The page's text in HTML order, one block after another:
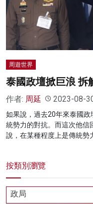
名家榜
灼見活動
周遊世界
泰國政壇掀巨浪 拆
作者: 周延 2023-08-
如果說，過去20年來泰國
統勢力的對抗。而這次他信
說，在某種程度上是傳統勢
按類別瀏覽
政局